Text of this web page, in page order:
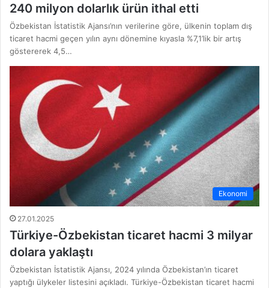
240 milyon dolarlık ürün ithal etti
Özbekistan İstatistik Ajansı’nın verilerine göre, ülkenin toplam dış
ticaret hacmi geçen yılın aynı dönemine kıyasla %7,1’lik bir artış
göstererek 4,5…
Ekonomi
27.01.2025
Türkiye-Özbekistan ticaret hacmi 3 milyar
dolara yaklaştı
Özbekistan İstatistik Ajansı, 2024 yılında Özbekistan’ın ticaret
yaptığı ülykeler listesini açıkladı. Türkiye-Özbekistan ticaret hacmi